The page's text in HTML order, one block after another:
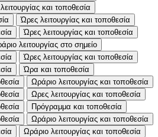
και τοποθεσία
Ώρες λειτουργίας και τοποθεσία
Ώρες λειτουργίας και τοποθεσία
λειτουργίας στο σημείο
Ώρες λειτουργίας και τοποθεσία
Ώρα και τοποθεσία
Ωράριο λειτουργίας και τοποθεσία
Ωρες λειτουργίας και τοποθεσία
Πρόγραμμα και τοποθεσία
Ωράριο λειτουργίας και τοποθεσία
Ωράριο λειτουργίας και τοποθεσία